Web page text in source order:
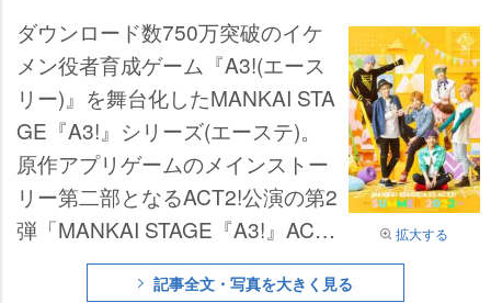
拡大する
ダウンロード数750万突破のイケ
メン役者育成ゲーム『A3!(エース
リー)』を舞台化したMANKAI STA
GE『A3!』シリーズ(エーステ)。
原作アプリゲームのメインストー
リー第二部となるACT2!公演の第2
弾「MANKAI STAGE『A3!』ACT
2! ～SUMMER 2022～」の公演詳
細が解禁となった。記事全文・写真を大きく見る